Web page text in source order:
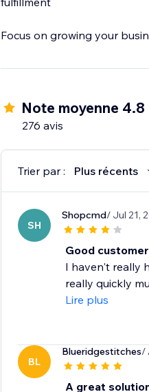
Focus on growing your
Whether you're just starting
packaging or shipping.
Note moyenne 4.8
276 avis
Trier par : Plus récents
SH
Shopcmd/ Jul 21,
Good
I haven't really
really quickly
Lire plus
BL
Blueridgestitches/
A great